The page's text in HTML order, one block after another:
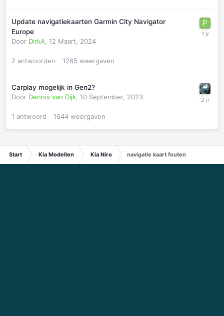
Update navigatiekaarten Garmin City Navigator
Europe
Door DirkA 12 Maart, 2024
2 antwoorden 1265 weergaven
Carplay mogelijk in Gen2?
Door Dennis van Dijk 10 September, 2023
1 antwoord 1644 weergaven
Start Kia Modellen Kia Niro navigatie kaart fouten